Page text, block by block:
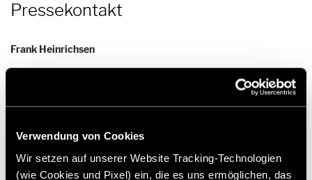
Verwendung von Cookies
Wir setzen auf unserer Website Tracking-Technologien
(wie Cookies und Pixel) ein, die es uns ermöglichen, das
Pressekontakt
Frank Heinrichsen
Germany